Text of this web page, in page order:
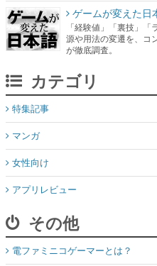
カテゴリ
マンガ
女性向け
アプリレビュー
その他
電ファミニコゲーマーとは？
媒体資料はこちら
XプレゼントCP応募規約